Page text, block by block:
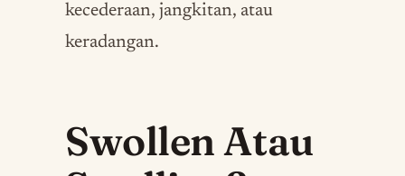
kecederaan, jangkitan, atau
keradangan.
Swollen Atau